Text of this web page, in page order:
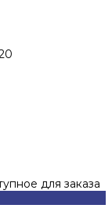
для заказа